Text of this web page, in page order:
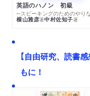
英語のハノン 初級
横山雅彦著中村佐知子著
【自由研究、読書
もに！